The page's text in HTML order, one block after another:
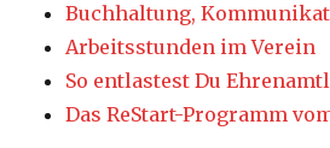
Buchhaltung,
Arbeitsstunden im Verein
So entlastest Du
Das ReStart-Programm